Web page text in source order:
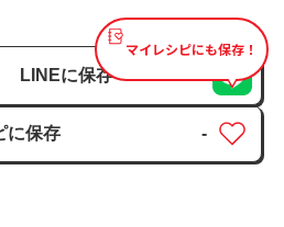
マイレシピにも保存！
LINEに保存
に保存
-